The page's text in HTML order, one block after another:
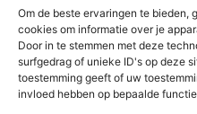
Om de beste ervaringen te
cookies om informatie over je
Door in te stemmen met deze
surfgedrag of unieke ID's op deze
toestemming geeft of uw
invloed hebben op bepaalde